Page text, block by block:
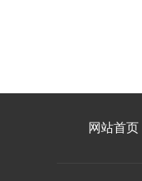
网站首页